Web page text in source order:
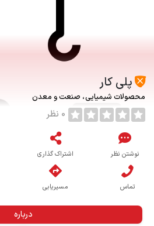
پلی کار
محصولات شیمیایی صنعت و معدن
0 نظر
نوشتن نظر اشتراک گذاری
تماس مسیریابی
درباره